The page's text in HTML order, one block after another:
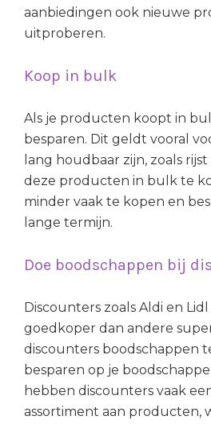
aanbiedingen ook nieuwe
uitproberen.
Koop in bulk
Als je producten koopt in
besparen. Dit geldt vooral
lang houdbaar zijn, zoals
deze producten in bulk te
minder vaak te kopen en
lange termijn.
Doe boodschappen bij
Discounters zoals Aldi en
goedkoper dan andere
discounters boodschappen
besparen op je
hebben discounters vaak
assortiment aan producten,